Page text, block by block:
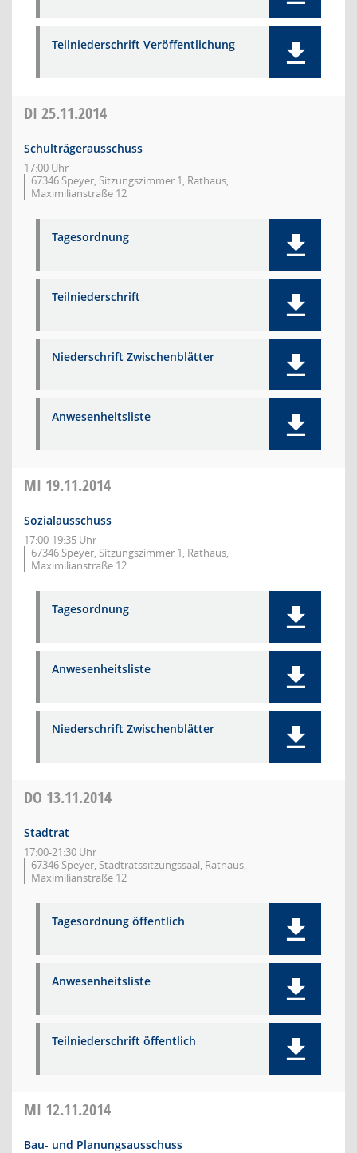
Teilniederschrift Veröffentlichung
DI 25.11.2014
Schulträgerausschuss
17:00 Uhr
67346 Speyer, Sitzungszimmer 1, Rathaus,
Maximilianstraße 12
Tagesordnung
Teilniederschrift
Niederschrift Zwischenblätter
Anwesenheitsliste
MI 19.11.2014
Sozialausschuss
17:00-19:35 Uhr
67346 Speyer, Sitzungszimmer 1, Rathaus,
Maximilianstraße 12
Tagesordnung
Anwesenheitsliste
Niederschrift Zwischenblätter
DO 13.11.2014
Stadtrat
17:00-21:30 Uhr
67346 Speyer, Stadtratssitzungssaal, Rathaus,
Maximilianstraße 12
Tagesordnung öffentlich
Anwesenheitsliste
Teilniederschrift öffentlich
MI 12.11.2014
Bau- und Planungsausschuss